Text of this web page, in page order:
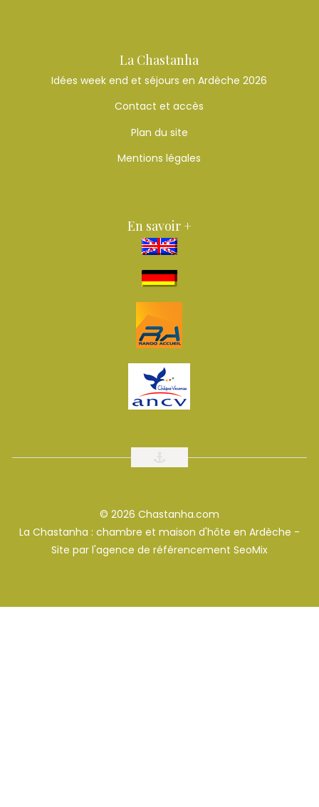
La Chastanha
Idées week end et séjours en Ardèche 2026
Contact et accès
Plan du site
Mentions légales
En savoir +
© 2026 Chastanha.com
La Chastanha : chambre et maison d'hôte en Ardèche -
Site par l'agence de référencement SeoMix